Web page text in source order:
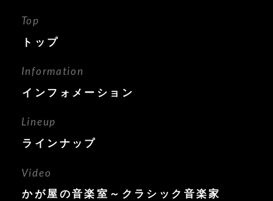
Top
トップ
Information
インフォメーション
Lineup
ラインナップ
Video
かが屋の音楽室～クラシック音楽家